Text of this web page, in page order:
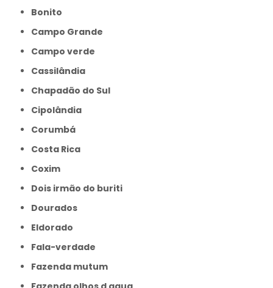
Bonito
Campo Grande
Campo verde
Cassilândia
Chapadão do Sul
Cipolândia
Corumbá
Costa Rica
Coxim
Dois irmão do buriti
Dourados
Eldorado
Fala-verdade
Fazenda mutum